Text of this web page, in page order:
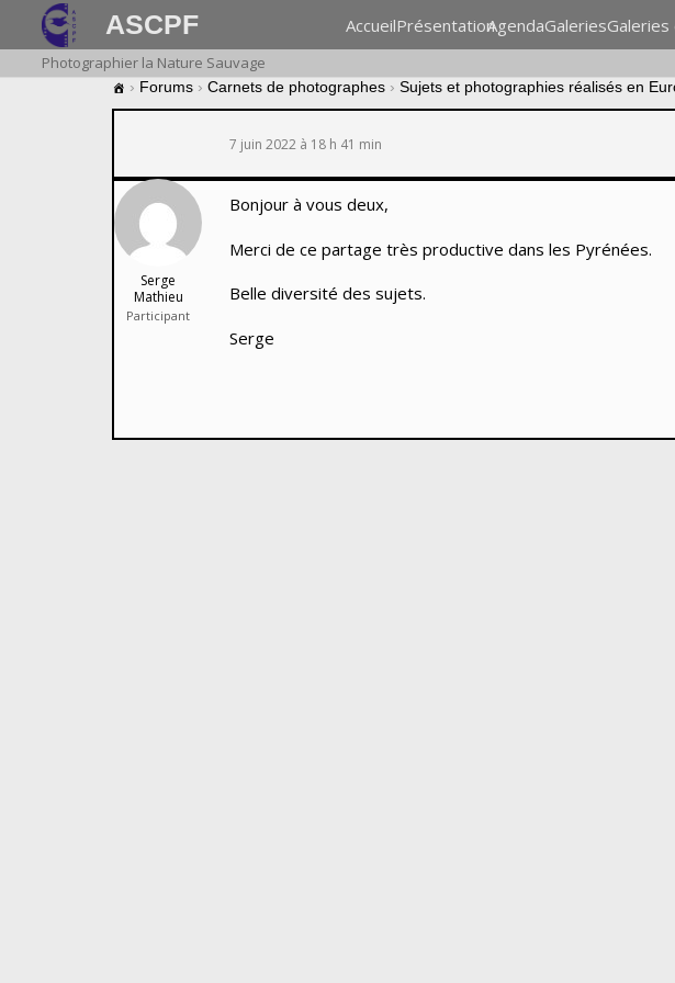
ASCPF AccueilPrésentationAgendaGaleries
Photographier la Nature Sauvage
› Forums › Carnets de photographes › Sujets et photographies réalisés en
7 juin 2022 à 18 h 41 min
Serge
Mathieu
Participant
Bonjour à vous deux,
Merci de ce partage très productive dans les Pyrénées.
Belle diversité des sujets.
Serge